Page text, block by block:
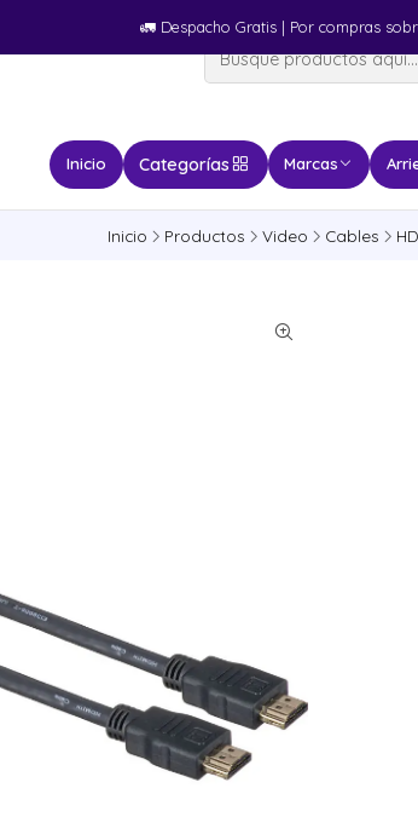
Inicio Categorías Marcas
🚛​ Despacho Gratis | Por compras
Inicio Productos Video Cables